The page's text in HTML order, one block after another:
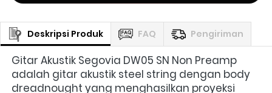
Deskripsi Produk FAQ Pengiriman
Gitar Akustik Segovia DW05 SN Non Preamp
adalah gitar akustik steel string dengan body
dreadnought yang menghasilkan proyeksi